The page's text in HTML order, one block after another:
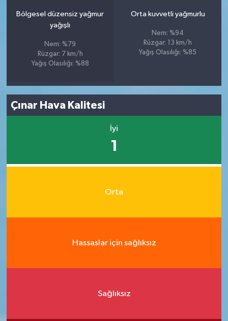
Bölgesel düzensiz yağmur
yağışlı
Nem: %79
Rüzgar: 7 km/h
Yağış Olasılığı: %88
Orta kuvvetli yağmurlu
Nem: %94
Rüzgar: 13 km/h
Yağış Olasılığı: %85
Çınar Hava Kalitesi
İyi
1
Orta
Hassaslar için sağlıksız
Sağlıksız